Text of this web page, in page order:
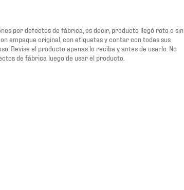
por defectos de fábrica, es decir, producto llegó roto o sin
empaque original, con etiquetas y contar con todas sus
Revise el producto apenas lo reciba y antes de usarlo. No
de fábrica luego de usar el producto.